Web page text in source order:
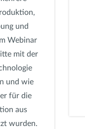
und
Webinar
mit der
und wie
für die
aus
wurden.